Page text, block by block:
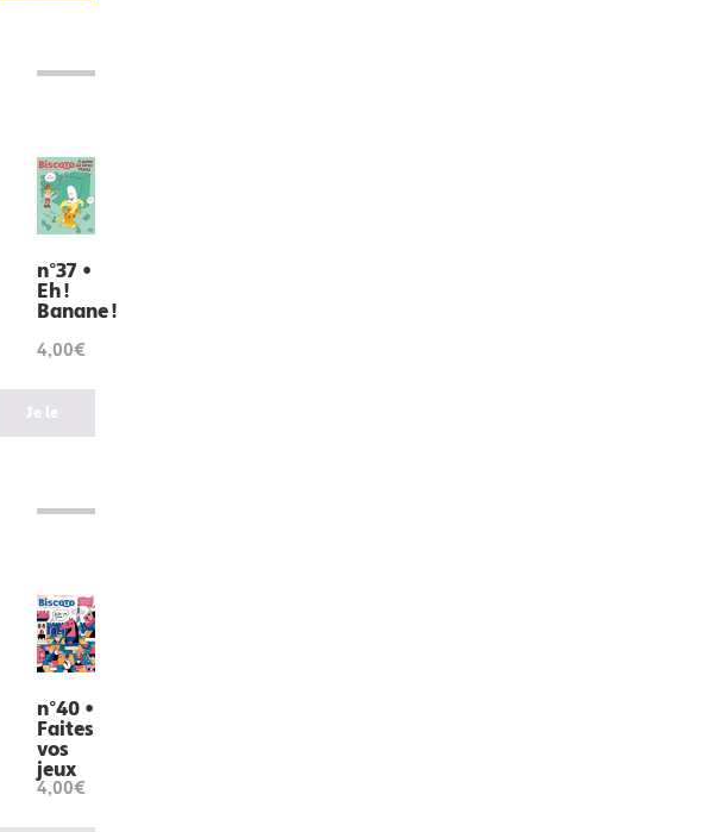
n°37 •
Eh !
Banane !
4,00€
Je le
n°40 •
Faites
vos
jeux
4,00€